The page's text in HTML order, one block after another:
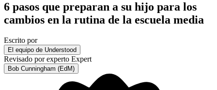
6 pasos que preparan a su hijo para los
cambios en la rutina de la escuela media
Escrito por
El equipo de Understood
Revisado por experto Expert
Bob Cunningham (EdM)